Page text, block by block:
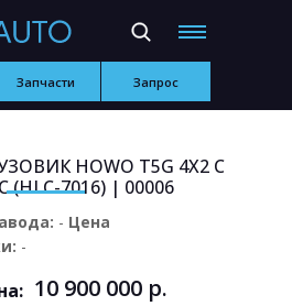
Запчасти Запрос
ГРУЗОВИК HOWO T5G
(HLC-7016) | 00006
HOWO T5G 4X2 С
(HLC-7016) | 00006
- Цена
-
10 900 000 р.